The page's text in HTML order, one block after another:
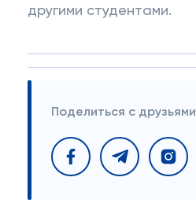
другими студентами.
Поделиться с друзьями